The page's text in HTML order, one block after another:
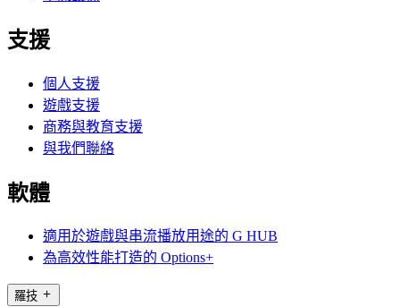
支援
個人支援
遊戲支援
商務與教育支援
與我們聯絡
軟體
適用於遊戲與串流播放用途的 G HUB
為高效性能打造的 Options+
羅技